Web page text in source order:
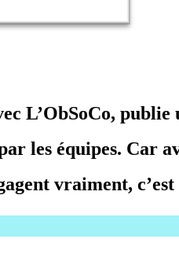
L’ObSoCo,publie
leséquipes. Car
vraiment,